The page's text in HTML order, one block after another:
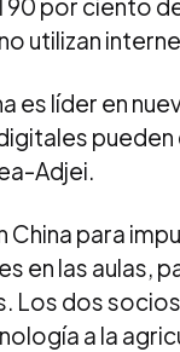
utilizan
es líder en
Adjei.
para
en las aulas,
Los dos
a la